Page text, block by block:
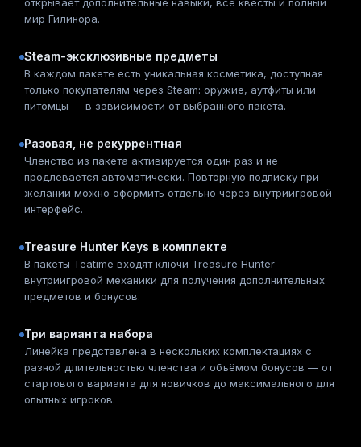
мир Гилинора.
Steam-эксклюзивные предметы
В каждом пакете есть уникальная косметика, доступная
только покупателям через Steam: оружие, аутфиты или
питомцы — в зависимости от выбранного пакета.
Разовая, не рекуррентная
Членство из пакета активируется один раз и не
продлевается автоматически. Повторную подписку при
желании можно оформить отдельно через внутриигровой
интерфейс.
Treasure Hunter Keys в комплекте
В пакеты Teatime входят ключи Treasure Hunter —
внутриигровой механики для получения дополнительных
предметов и бонусов.
Три варианта набора
Линейка представлена в нескольких комплектациях с
разной длительностью членства и объёмом бонусов — от
стартового варианта для новичков до максимального для
опытных игроков.